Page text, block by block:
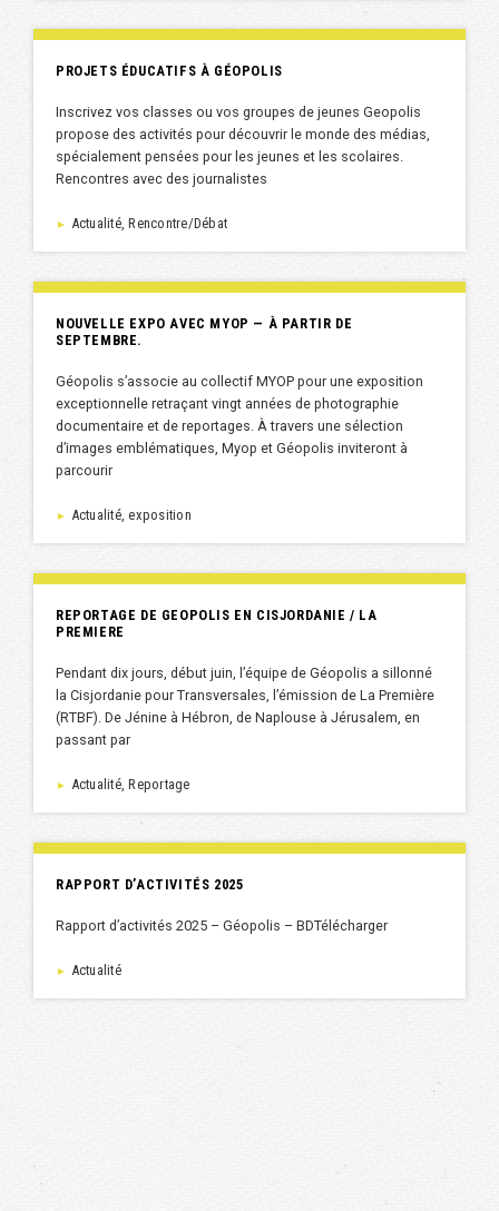
PROJETS ÉDUCATIFS À GÉOPOLIS
Inscrivez vos classes ou vos groupes de jeunes Geopolis
propose des activités pour découvrir le monde des médias,
spécialement pensées pour les jeunes et les scolaires.
Rencontres avec des journalistes
► Actualité, Rencontre/Débat
NOUVELLE EXPO AVEC MYOP — À PARTIR DE
SEPTEMBRE.
Géopolis s’associe au collectif MYOP pour une exposition
exceptionnelle retraçant vingt années de photographie
documentaire et de reportages. À travers une sélection
d’images emblématiques, Myop et Géopolis inviteront à
parcourir
► Actualité, exposition
REPORTAGE DE GEOPOLIS EN CISJORDANIE / LA
PREMIERE
Pendant dix jours, début juin, l’équipe de Géopolis a sillonné
la Cisjordanie pour Transversales, l’émission de La Première
(RTBF). De Jénine à Hébron, de Naplouse à Jérusalem, en
passant par
► Actualité, Reportage
RAPPORT D’ACTIVITÉS 2025
Rapport d’activités 2025 – Géopolis – BDTélécharger
► Actualité